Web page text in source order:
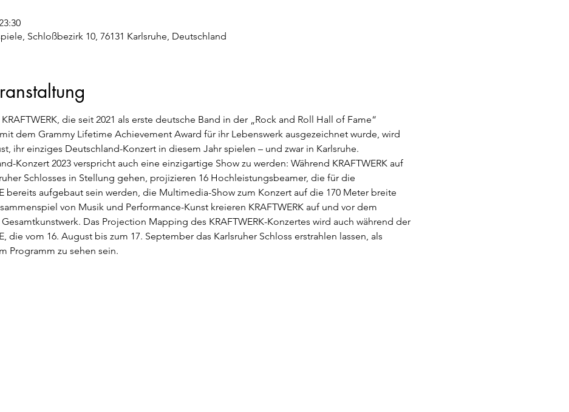
Schloßbezirk 10, 76131 Karlsruhe, Deutschland
die seit 2021 als erste deutsche Band in der „Rock and Roll Hall of Fame“
dem Grammy Lifetime Achievement Award für ihr Lebenswerk ausgezeichnet wurde, wird
ihr einziges Deutschland-Konzert in diesem Jahr spielen – und zwar in Karlsruhe.
Konzert 2023 verspricht auch eine einzigartige Show zu werden: Während KRAFTWERK auf
Schlosses in Stellung gehen, projizieren 16 Hochleistungsbeamer, die für die
bereits aufgebaut sein werden, die Multimedia-Show zum Konzert auf die 170 Meter breite
von Musik und Performance-Kunst kreieren KRAFTWERK auf und vor dem
Das Projection Mapping des KRAFTWERK-Konzertes wird auch während der
die vom 16. August bis zum 17. September das Karlsruher Schloss erstrahlen lassen, als
Programm zu sehen sein.